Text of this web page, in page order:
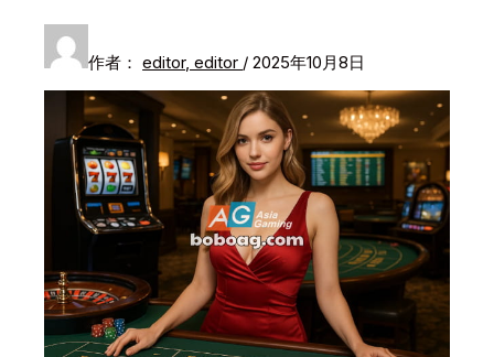
作者： editor, editor /2025年10月8日